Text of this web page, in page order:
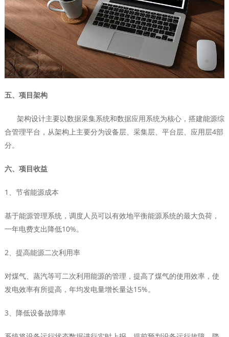
五、项目架构
架构设计主要以数据采集系统和数据应用系统为核心，搭建能源综
合管理平台，从架构上主要分为设备层、采集层、平台层、应用层4部
分。
六、项目收益
1、节省能源成本
基于能源管理系统，调度人员可以有效地平衡能源系统的最大负荷，
一年电费支出降低10%。
2、提高能源二次利用率
对煤气、蒸汽等可二次利用能源的管理，提高了煤气的使用效率，使
发电效率有所提高，年均发电量增长量达15%。
3、降低设备故障率